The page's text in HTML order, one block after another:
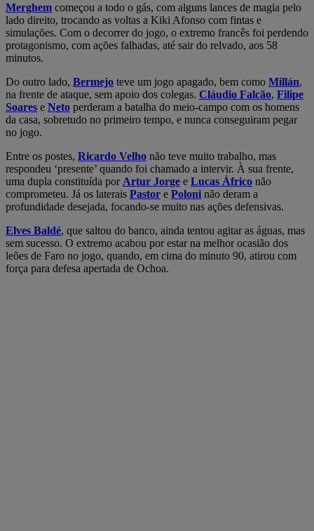
Merghem começou a todo o gás, com alguns lances de magia pelo
lado direito, trocando as voltas a Kiki Afonso com fintas e
simulações. Com o decorrer do jogo, o extremo francês foi perdendo
protagonismo, com ações falhadas, até sair do relvado, aos 58
minutos.
Do outro lado, Bermejo teve um jogo apagado, bem como Millán,
na frente de ataque, sem apoio dos colegas. Cláudio Falcão, Filipe
Soares e Neto perderam a batalha do meio-campo com os homens
da casa, sobretudo no primeiro tempo, e nunca conseguiram pegar
no jogo.
Entre os postes, Ricardo Velho não teve muito trabalho, mas
respondeu ‘presente’ quando foi chamado a intervir. À sua frente,
uma dupla constituída por Artur Jorge e Lucas Áfrico não
comprometeu. Já os laterais Pastor e Poloni não deram a
profundidade desejada, focando-se muito nas ações defensivas.
Elves Baldé, que saltou do banco, ainda tentou agitar as águas, mas
sem sucesso. O extremo acabou por estar na melhor ocasião dos
leões de Faro no jogo, quando, em cima do minuto 90, atirou com
força para defesa apertada de Ochoa.